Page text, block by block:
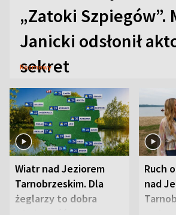
„Zatoki Szpiegów”.
Janicki odsłonił
sekret
Rozmowy
Wiatr nad Jeziorem
Tarnobrzeskim. Dla
żeglarzy to dobra
Ruch
nad